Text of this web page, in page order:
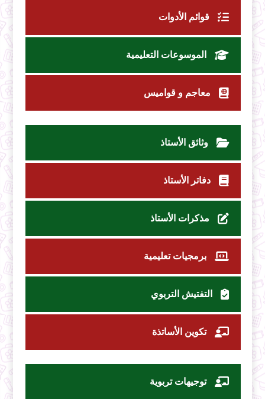
قوائم الأدوات
الموسوعات التعليمية
معاجم و قواميس
وثائق الأستاذ
دفاتر الأستاذ
مذكرات الأستاذ
برمجيات تعليمية
التفتيش التربوي
تكوين الأساتذة
توجيهات تربوية